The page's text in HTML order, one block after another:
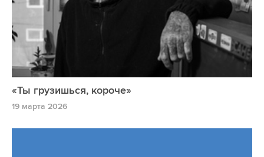
«Ты грузишься, короче»
19 марта 2026